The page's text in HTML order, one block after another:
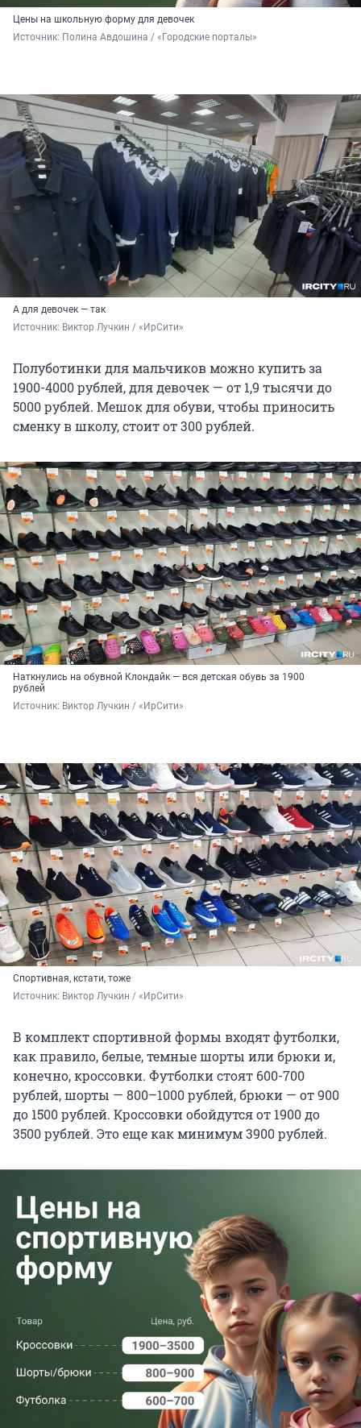
Цены на школьную форму для девочек
Источник: Полина Авдошина / «Городские порталы»
А для девочек — так
Источник: Виктор Лучкин / «ИрСити»
Полуботинки для мальчиков можно купить за
1900-4000 рублей, для девочек — от 1,9 тысячи до
5000 рублей. Мешок для обуви, чтобы приносить
сменку в школу, стоит от 300 рублей.
Наткнулись на обувной Клондайк — вся детская обувь за 1900
рублей
Источник: Виктор Лучкин / «ИрСити»
Спортивная, кстати, тоже
Источник: Виктор Лучкин / «ИрСити»
В комплект спортивной формы входят футболки,
как правило, белые, темные шорты или брюки и,
конечно, кроссовки. Футболки стоят 600-700
рублей, шорты — 800–1000 рублей, брюки — от 900
до 1500 рублей. Кроссовки обойдутся от 1900 до
3500 рублей. Это еще как минимум 3900 рублей.